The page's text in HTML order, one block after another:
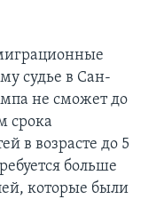
судье в Сан-
не сможет до
срока
в возрасте до 5
больше
которые были